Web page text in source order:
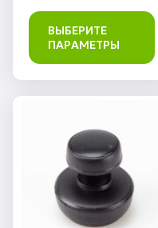
ВЫБЕРИТЕ
ПАРАМЕТРЫ